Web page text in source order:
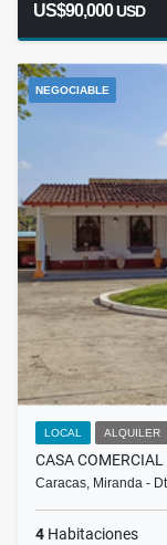
US$90,000USD
NEGOCIABLE
LOCAL ALQUILER
CASA
Caracas, Miranda -
4 Habitaciones